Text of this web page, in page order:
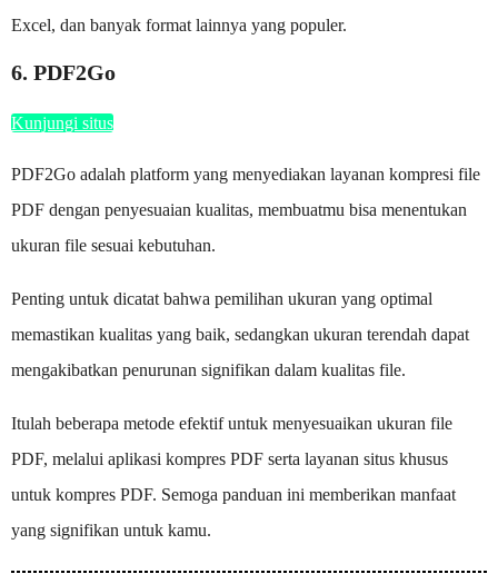
Excel, dan banyak format lainnya yang populer.
6. PDF2Go
Kunjungi situs
PDF2Go adalah platform yang menyediakan layanan kompresi file
PDF dengan penyesuaian kualitas, membuatmu bisa menentukan
ukuran file sesuai kebutuhan.
Penting untuk dicatat bahwa pemilihan ukuran yang optimal
memastikan kualitas yang baik, sedangkan ukuran terendah dapat
mengakibatkan penurunan signifikan dalam kualitas file.
Itulah beberapa metode efektif untuk menyesuaikan ukuran file
PDF, melalui aplikasi kompres PDF serta layanan situs khusus
untuk kompres PDF. Semoga panduan ini memberikan manfaat
yang signifikan untuk kamu.